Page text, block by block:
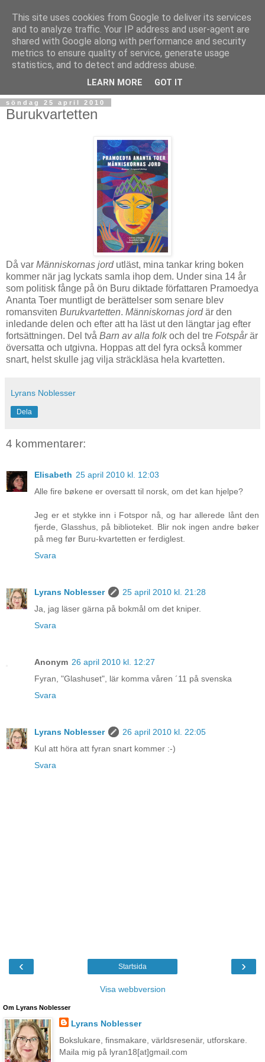
söndag 25 april 2010
Burukvartetten
Då var Människornas jordutläst, mina tankar kring boken
kommer när jag lyckats samla ihop dem. Under sina 14 år
som politisk fånge på ön Buru diktade författaren Pramoedya
Ananta Toer muntligt de berättelser som senare blev
romansviten Burukvartetten. Människornas jordär den
inledande delen och efter att ha läst ut den längtar jag efter
fortsättningen. Del två Barn av alla folkoch del tre Fotspårär
översatta och utgivna. Hoppas att del fyra också kommer
snart, helst skulle jag vilja sträckläsa hela kvartetten.
Lyrans Noblesser
Dela
4 kommentarer:
Elisabeth 25 april 2010 kl. 12:03
Alle fire bøkene er oversatt til norsk, om det kan hjelpe?
Jeg er et stykke inn i Fotspor nå, og har allerede lånt den
fjerde, Glasshus, på biblioteket. Blir nok ingen andre bøker
på meg før Buru-kvartetten er ferdiglest.
Svara
Lyrans Noblesser
25 april 2010 kl. 21:28
Ja, jag läser gärna på bokmål om det kniper.
Svara
Anonym 26 april 2010 kl. 12:27
Fyran, "Glashuset", lär komma våren ´11 på svenska
Svara
Lyrans Noblesser
26 april 2010 kl. 22:05
Kul att höra att fyran snart kommer :-)
Svara
‹ ›
Startsida
Visa webbversion
Om Lyrans Noblesser
Lyrans Noblesser
Bokslukare, finsmakare, världsresenär, utforskare.
Maila mig på lyran18[at]gmail.com
This site uses cookies from Google to deliver its services
and to analyze traffic. Your IP address and user-agent are
shared with Google along with performance and security
metrics to ensure quality of service, generate usage
statistics, and to detect and address abuse.
LEARN MORE GOT IT